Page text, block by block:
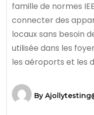
famille de normes
connecter des
locaux sans besoin
utilisée dans les
les aéroports et les
By